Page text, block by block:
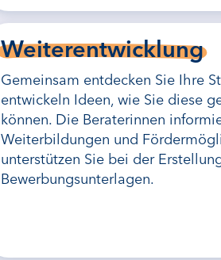
Weiterentwicklung
Gemeinsam entdecken Sie Ihre
entwickeln Ideen, wie Sie diese
können. Die Beraterinnen
Weiterbildungen und
unterstützen Sie bei der
Bewerbungsunterlagen.